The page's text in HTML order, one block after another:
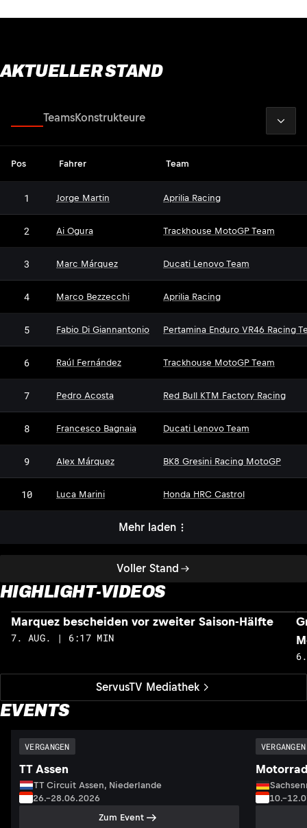
AKTUELLER STAND
Voller Stand
TeamsKonstrukteure
Pos Fahrer Team
1 Jorge Martin Aprilia Racing
2 Ai Ogura Trackhouse MotoGP Team
3 Marc Márquez Ducati Lenovo Team
4 Marco Bezzecchi Aprilia Racing
5 Fabio Di Giannantonio Pertamina Enduro VR46 Racing
6 Raúl Fernández Trackhouse MotoGP Team
7 Pedro Acosta Red Bull KTM Factory Racing
8 Francesco Bagnaia Ducati Lenovo Team
9 Alex Márquez BK8 Gresini Racing MotoGP
10 Luca Marini Honda HRC Castrol
Mehr laden
HIGHLIGHT-VIDEOS
ServusTV Mediathek
Marquez bescheiden vor zweiter Saison-Hälfte
7. AUG. | 6:17 MIN
EVENTS
VERGANGEN
TT Assen
TT Circuit Assen, Niederlande
26.–28.06.2026
Zum Event
VERGANGEN